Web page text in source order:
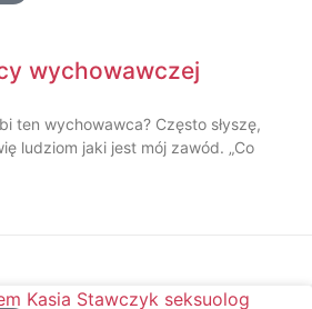
wychowawczej
ten wychowawca? Często słyszę,
ludziom jaki jest mój zawód. „Co